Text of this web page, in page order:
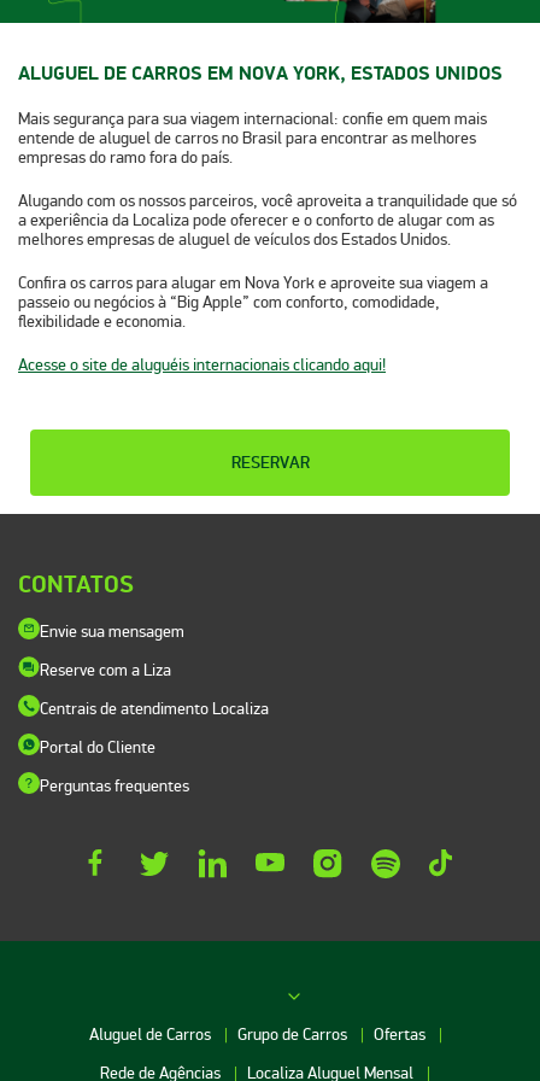
ALUGUEL DE CARROS EM NOVA YORK, ESTADOS UNIDOS
Mais segurança para sua viagem internacional: confie em quem mais
entende de aluguel de carros no Brasil para encontrar as melhores
empresas do ramo fora do país.
Alugando com os nossos parceiros, você aproveita a tranquilidade que só
a experiência da Localiza pode oferecer e o conforto de alugar com as
melhores empresas de aluguel de veículos dos Estados Unidos.
Confira os carros para alugar em Nova York e aproveite sua viagem a
passeio ou negócios à “Big Apple” com conforto, comodidade,
flexibilidade e economia.
Acesse o site de aluguéis internacionais clicando aqui!
RESERVAR
CONTATOS
Envie sua mensagem
Reserve com a Liza
Centrais de atendimento Localiza
Portal do Cliente
Perguntas frequentes
Aluguel de Carros Grupo de Carros
Ofertas
Rede de Agências
Localiza Aluguel Mensal